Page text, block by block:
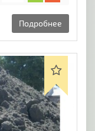
Подробнее